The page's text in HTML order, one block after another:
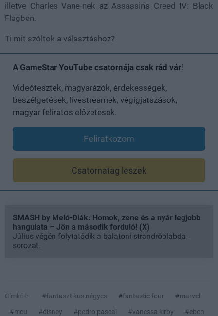
illetve Charles Vane-nek az Assassin's Creed IV: Black
Flagben.
Ti mit szóltok a választáshoz?
A GameStar YouTube csatornája csak rád vár!
Videótesztek, magyarázók, érdekességek,
beszélgetések, livestreamek, végigjátszások,
magyar feliratos előzetesek.
Feliratkozom
Csatornatag leszek
SMASH by Meló-Diák: Homok, zene és a nyár legjobb
hangulata – Jön a második forduló! (X)
Július végén folytatódik a balatoni strandröplabda-
sorozat.
Címkék: #fantasztikus négyes #fantastic four
#marvel
#mcu
#disney #pedro pascal #vanessa kirby
#ebon